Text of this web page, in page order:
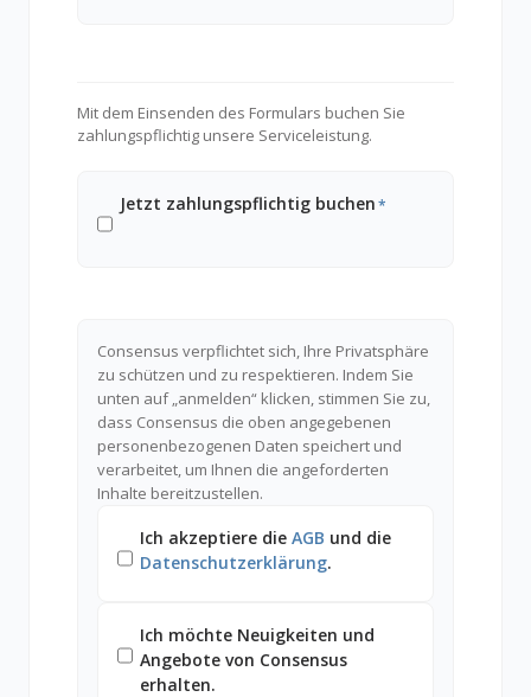
Mit dem Einsenden des Formulars buchen Sie
zahlungspflichtig unsere Serviceleistung.
Jetzt zahlungspflichtig buchen*
Consensus verpflichtet sich, Ihre Privatsphäre
zu schützen und zu respektieren. Indem Sie
unten auf „anmelden“ klicken, stimmen Sie zu,
dass Consensus die oben angegebenen
personenbezogenen Daten speichert und
verarbeitet, um Ihnen die angeforderten
Inhalte bereitzustellen.
Ich akzeptiere die AGB und die
Datenschutzerklärung.
Ich möchte Neuigkeiten und
Angebote von Consensus
erhalten.